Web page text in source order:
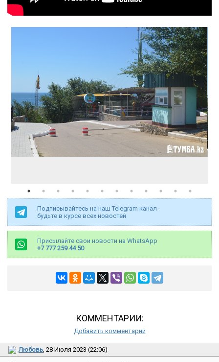
Подписывайтесь на наш Telegram канал -
будьте в курсе всех новостей
Присылайте свои новости на WhatsApp
+7 777 259 44 50
КОММЕНТАРИИ:
Добавить комментарий
Любовь , 28 Июля 2023 (22:06)